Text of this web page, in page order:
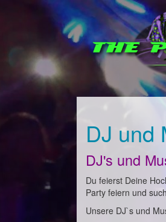
DJ und
DJ's und
Du feierst Deine
Party feiern und
Unsere DJ`s und